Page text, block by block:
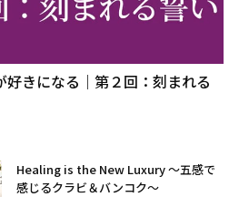
好きになる｜第２回：刻まれる
Healing is the New Luxury ～五感で
感じるクラビ＆バンコク～